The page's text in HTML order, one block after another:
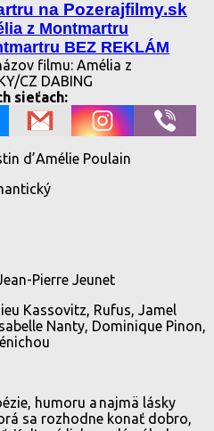
na Pozerajfilmy.sk
z Montmartru
BEZ REKLÁM
filmu: Amélia z
CZ DABING
sieťach:
d’Amélie Poulain
Pierre Jeunet
Kassovitz, Rufus, Jamel
Nanty, Dominique Pinon,
humoru a najmä lásky
sa rozhodne konať dobro,